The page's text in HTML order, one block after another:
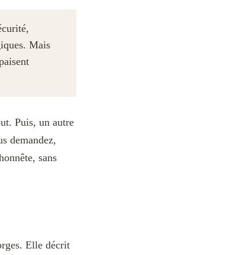
Mais
Puis, un autre
demandez,
sans
Elle décrit